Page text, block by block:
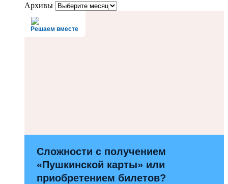
Архивы
Решаем вместе
Сложности с получением
«Пушкинской карты» или
приобретением билетов?